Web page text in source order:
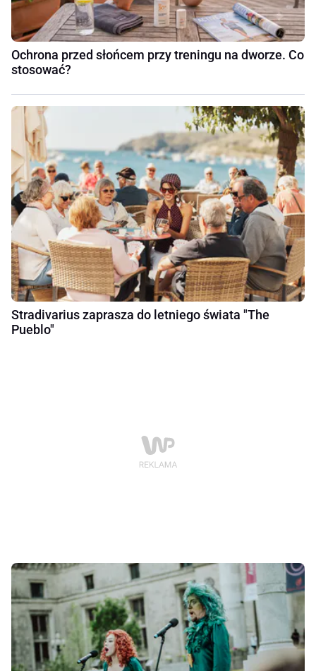
Ochrona przed słońcem przy treningu na dworze. Co
stosować?
Stradivarius zaprasza do letniego świata "The
Pueblo"